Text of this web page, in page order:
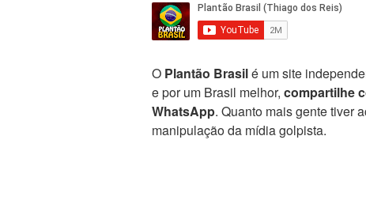
O Plantão Brasilé um site
e por um Brasil melhor, compartilhe
WhatsApp. Quanto mais gente tiver
manipulação da mídia golpista.